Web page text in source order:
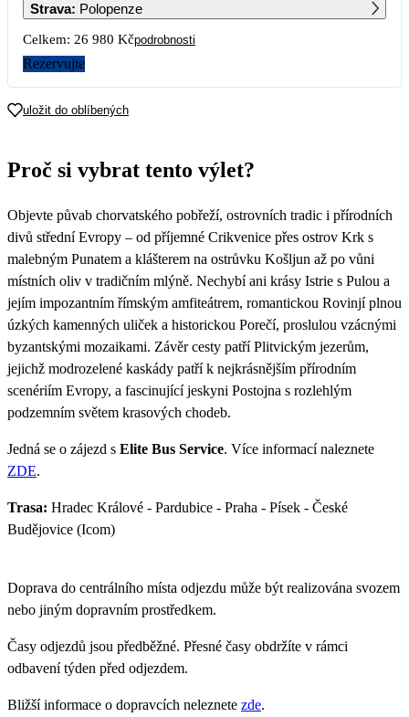
7
21
Strava: Polopenze
Celkem: 26 980 Kčpodrobnosti
Rezervujte
uložit do oblíbených
Proč si vybrat tento výlet?
Objevte půvab chorvatského pobřeží, ostrovních tradic i přírodních
divů střední Evropy – od příjemné Crikvenice přes ostrov Krk s
malebným Punatem a klášterem na ostrůvku Košljun až po vůni
místních oliv v tradičním mlýně. Nechybí ani krásy Istrie s Pulou a
jejím impozantním římským amfiteátrem, romantickou Rovinjí plnou
úzkých kamenných uliček a historickou Porečí, proslulou vzácnými
byzantskými mozaikami. Závěr cesty patří Plitvickým jezerům,
jejichž modrozelené kaskády patří k nejkrásnějším přírodním
scenériím Evropy, a fascinující jeskyni Postojna s rozlehlým
podzemním světem krasových chodeb.
Jedná se o zájezd s Elite Bus Service. Více informací naleznete
ZDE.
Trasa: Hradec Králové - Pardubice - Praha - Písek - České
Budějovice (Icom)
Doprava do centrálního místa odjezdu může být realizována svozem
nebo jiným dopravním prostředkem.
Časy odjezdů jsou předběžné. Přesné časy obdržíte v rámci
odbavení týden před odjezdem.
Bližší informace o dopravcích neleznete zde.